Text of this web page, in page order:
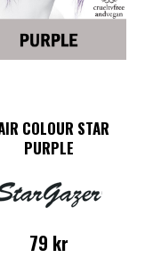
COLOUR STAR
PURPLE
79 kr